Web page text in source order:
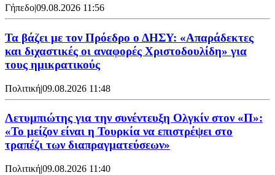
Γήπεδο|09.08.2026 11:56
Τα βάζει με τον Πρόεδρο ο ΔΗΣΥ: «Απαράδεκτες
και διχαστικές οι αναφορές Χριστοδουλίδη» για
τους ημικρατικούς
Πολιτική|09.08.2026 11:48
Λετυμπιώτης για την συνέντευξη Ολγκίν στον «Π»:
«Το μείζον είναι η Τουρκία να επιστρέψει στο
τραπέζι των διαπραγματεύσεων»
Πολιτική|09.08.2026 11:40